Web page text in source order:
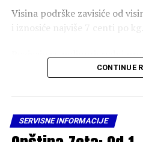
Visina podrške zavisiće od
i iznosiće najviše 7 centi po kg.
Opštine Zeta koji su izvezli
1.septembra jave u
i poljoprivrede, dostave
ostvare pravo na subvenciju.
Potrebna dokumentacija:
CONTINUE
SERVISNE INFORMACIJE